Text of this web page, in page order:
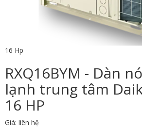
16 Hp
RXQ16BYM - Dàn
lạnh trung tâm
16 HP
Giá: liên hệ